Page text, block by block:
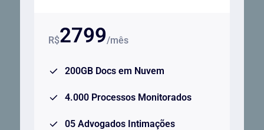
R$2799/mês
200GB Docs em Nuvem
4.000 Processos Monitorados
05 Advogados Intimações